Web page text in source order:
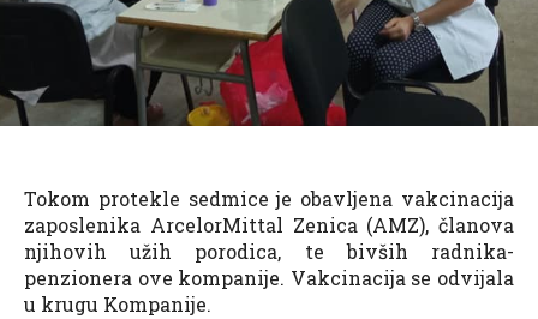
Tokom protekle sedmice je obavljena vakcinacija
zaposlenika ArcelorMittal Zenica (AMZ), članova
njihovih užih porodica, te bivših radnika-
penzionera ove kompanije. Vakcinacija se odvijala
u krugu Kompanije.